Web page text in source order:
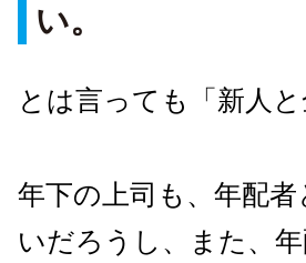
い。
とは言っても「新人
年下の上司も、年配
いだろうし、また、